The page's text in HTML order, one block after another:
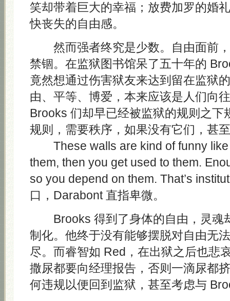
笑却带着巨大的幸福；放费加罗的婚
快丧失的自由感。
然而强者终究是少数。自由面前，
禁锢。在监狱图书馆呆了五十年的
竟然想通过伤害狱友来达到留在监狱
由、平等、博爱，本来应该是人们向
Brooks 们却早已经被监狱的规则之下
规则，需要秩序，如果没有它们，甚
These walls are kind of funny like
them, then you get used to them.
so you depend on them. That’s
口，Darabont 直指卑微。
Brooks 得到了身体的自由，灵魂
制化。他终于没有能够摆脱对自由无
尽。而睿智如 Red，在出狱之后也悲
撒尿都要向经理报告，否则一滴尿都
何违规以便回到监狱，甚至考虑与